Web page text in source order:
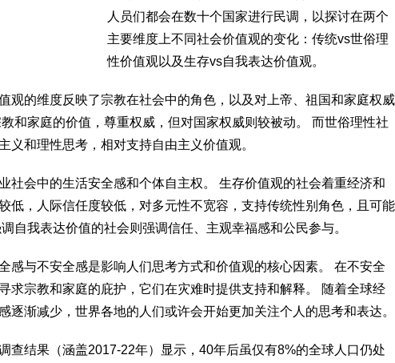
人员们都会在数十个国家进行民调，以探讨在两个
主要维度上不同社会价值观的变化：传统vs世俗理
性价值观以及生存vs自我表达价值观。
观的维度反映了宗教在社会中的角色，以及对上帝、祖国和家庭权威
和家庭的价值，尊重权威，但对国家权威则较被动。 而世俗理性社
义和理性思考，相对支持自由主义价值观。
社会中的生活安全感和个体自主权。 生存价值观的社会着重经济和
低，人际信任度较低，对多元性不宽容，支持传统性别角色，且可能
自我表达价值的社会则强调信任、主观幸福感和公民参与。
感与不安全感是影响人们思考方式和价值观的核心因素。 在不安全
求宗教和家庭的庇护，它们在灾难时提供支持和解释。 随着全球经
逐渐减少，世界各地的人们或许会开始更加关注个人的思考和表达。
查结果（涵盖2017-22年）显示，40年后虽仅有8%的全球人口仍处